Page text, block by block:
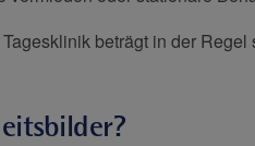
beträgt in der Regel